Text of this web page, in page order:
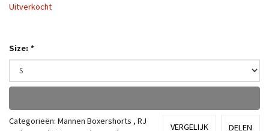
Uitverkocht
Size: *
Categorieën: Mannen Boxershorts , RJ
VERGELIJK DELEN